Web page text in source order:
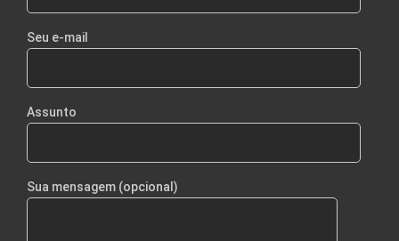
Seu e-mail
Assunto
Sua mensagem (opcional)